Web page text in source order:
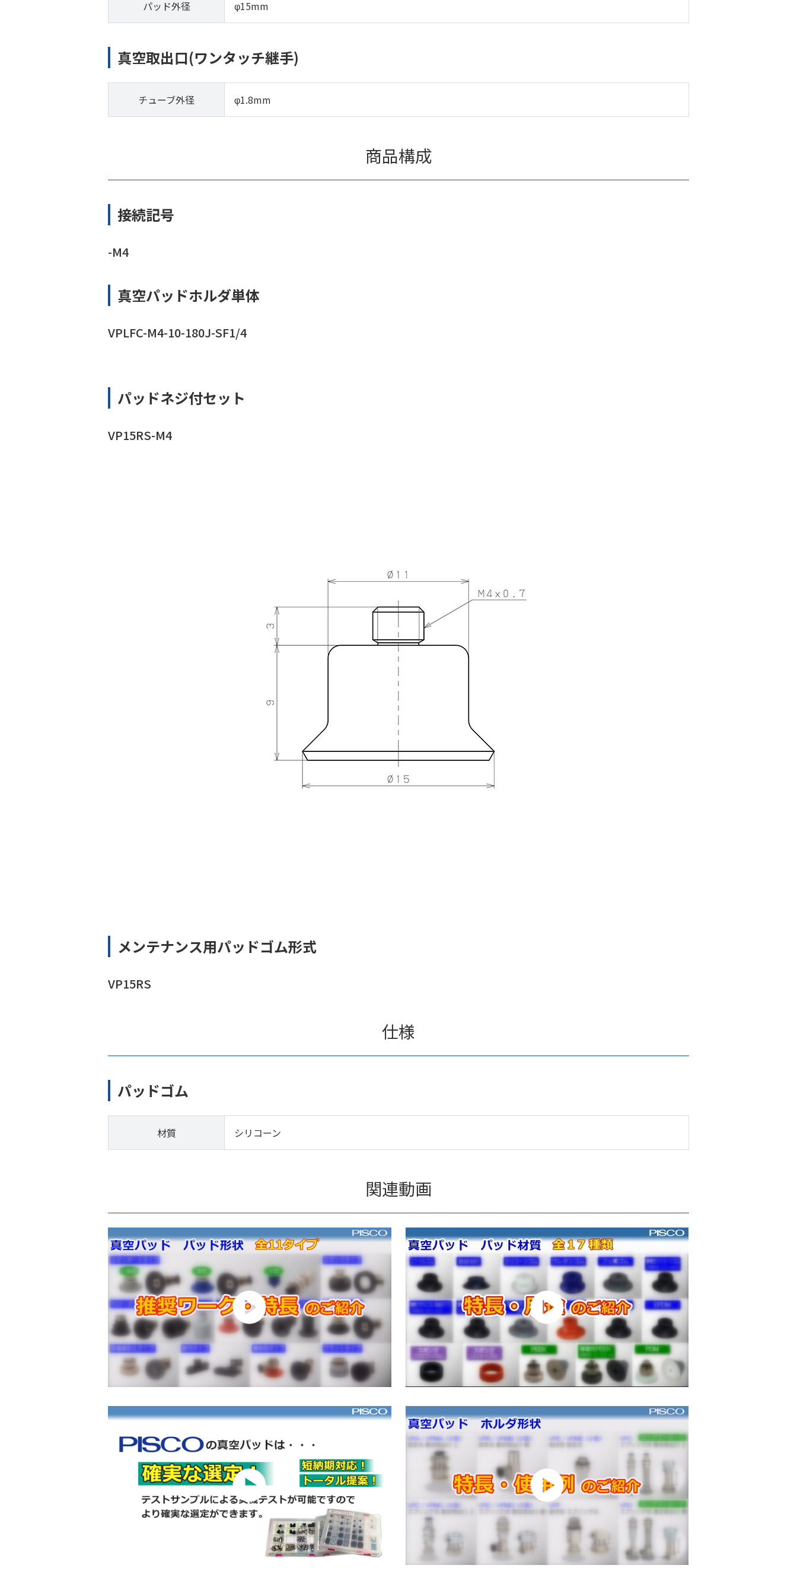
パッド外径 φ15mm
真空取出口(ワンタッチ継手)
チューブ外径 φ1.8mm
商品構成
接続記号
-M4
真空パッドホルダ単体
VPLFC-M4-10-180J-SF1/4
パッドネジ付セット
VP15RS-M4
メンテナンス用パッドゴム形式
VP15RS
仕様
パッドゴム
材質 シリコーン
関連動画